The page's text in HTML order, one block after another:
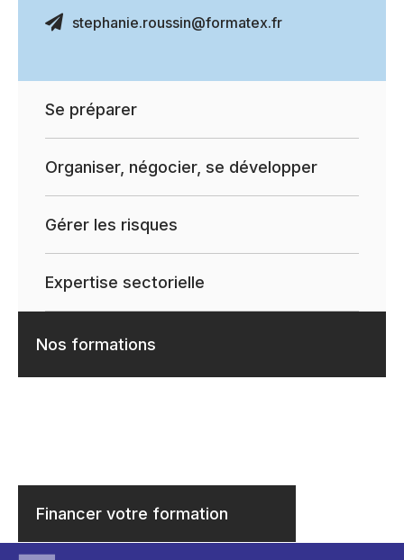
stephanie.roussin@formatex.fr
Se préparer
Organiser, négocier, se développer
Gérer les risques
Expertise sectorielle
Nos formations
Financer votre formation